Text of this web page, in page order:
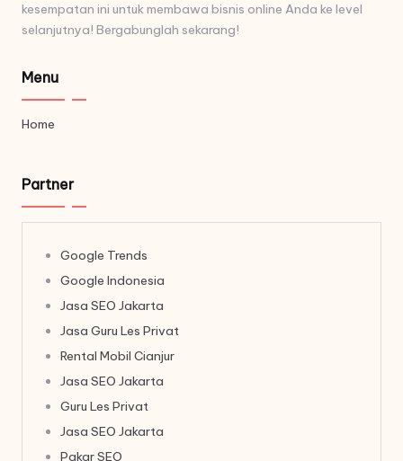
kesempatan ini untuk membawa bisnis online Anda ke level
selanjutnya! Bergabunglah sekarang!
Menu
Home
Partner
Google Trends
Google Indonesia
Jasa SEO Jakarta
Jasa Guru Les Privat
Rental Mobil Cianjur
Jasa SEO Jakarta
Guru Les Privat
Jasa SEO Jakarta
Pakar SEO